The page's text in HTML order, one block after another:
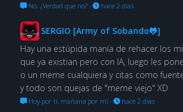
No. ¿Verdad que no?· hace 2 días
SERGIO [Army of Sobando🐸]
Hay una estúpida manía de rehacer los
que ya existian pero con IA, luego les
o un meme cualquiera y citas como
y todo son quejas de "meme viejo" XD
Hoy por ti, mañana por mí· hace 2 días